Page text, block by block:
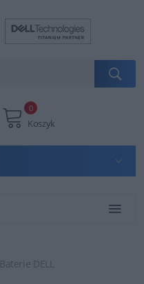
Koszyk
0
Baterie DELL